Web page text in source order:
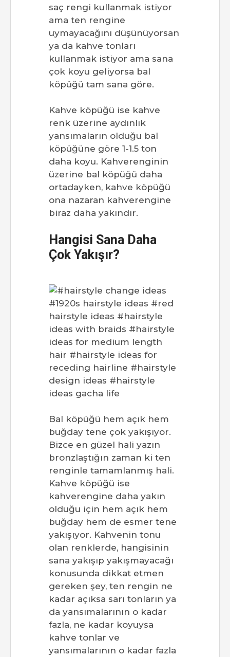
saç rengi kullanmak istiyor
ama ten rengine
uymayacağını düşünüyorsan
ya da kahve tonları
kullanmak istiyor ama sana
çok koyu geliyorsa bal
köpüğü tam sana göre.
Kahve köpüğü ise kahve
renk üzerine aydınlık
yansımaların olduğu bal
köpüğüne göre 1-1.5 ton
daha koyu. Kahverenginin
üzerine bal köpüğü daha
ortadayken, kahve köpüğü
ona nazaran kahverengine
biraz daha yakındır.
Hangisi Sana Daha
Çok Yakışır?
Bal köpüğü hem açık hem
buğday tene çok yakışıyor.
Bizce en güzel hali yazın
bronzlaştığın zaman ki ten
renginle tamamlanmış hali.
Kahve köpüğü ise
kahverengine daha yakın
olduğu için hem açık hem
buğday hem de esmer tene
yakışıyor. Kahvenin tonu
olan renklerde, hangisinin
sana yakışıp yakışmayacağı
konusunda dikkat etmen
gereken şey, ten rengin ne
kadar açıksa sarı tonların ya
da yansımalarının o kadar
fazla, ne kadar koyuysa
kahve tonlar ve
yansımalarının o kadar fazla